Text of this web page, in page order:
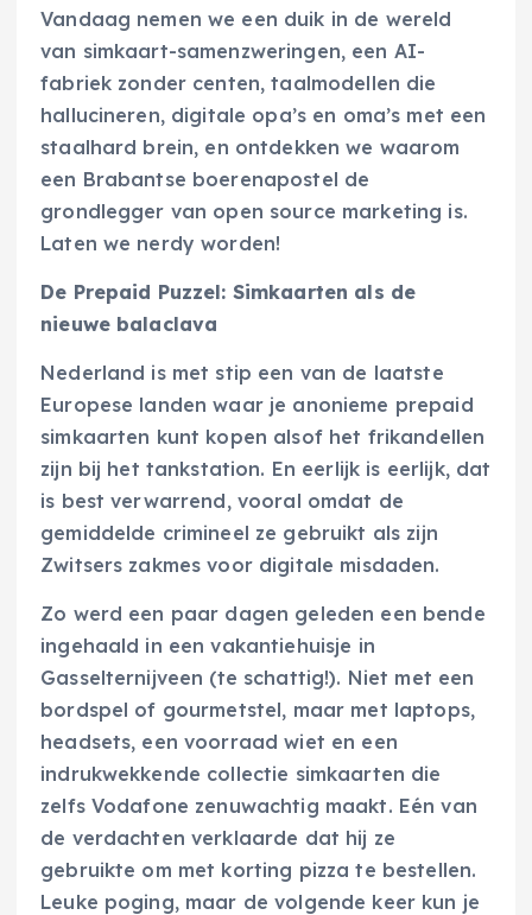
Vandaag nemen we een duik in de wereld
van simkaart-samenzweringen, een AI-
fabriek zonder centen, taalmodellen die
hallucineren, digitale opa’s en oma’s met een
staalhard brein, en ontdekken we waarom
een Brabantse boerenapostel de
grondlegger van open source marketing is.
Laten we nerdy worden!
De Prepaid Puzzel: Simkaarten als de
nieuwe balaclava
Nederland is met stip een van de laatste
Europese landen waar je anonieme prepaid
simkaarten kunt kopen alsof het frikandellen
zijn bij het tankstation. En eerlijk is eerlijk, dat
is best verwarrend, vooral omdat de
gemiddelde crimineel ze gebruikt als zijn
Zwitsers zakmes voor digitale misdaden.
Zo werd een paar dagen geleden een bende
ingehaald in een vakantiehuisje in
Gasselternijveen (te schattig!). Niet met een
bordspel of gourmetstel, maar met laptops,
headsets, een voorraad wiet en een
indrukwekkende collectie simkaarten die
zelfs Vodafone zenuwachtig maakt. Eén van
de verdachten verklaarde dat hij ze
gebruikte om met korting pizza te bestellen.
Leuke poging, maar de volgende keer kun je